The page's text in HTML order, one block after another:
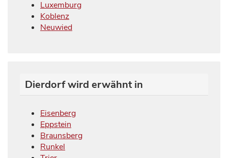
Luxemburg
Koblenz
Neuwied
Dierdorf wird erwähnt in
Eisenberg
Eppstein
Braunsberg
Runkel